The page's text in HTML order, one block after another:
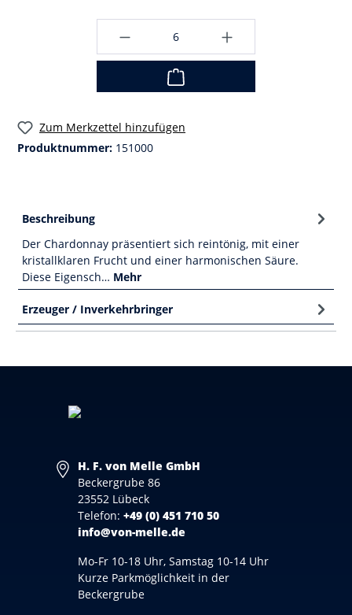
Zum Merkzettel hinzufügen
Produktnummer: 151000
Beschreibung
Der Chardonnay präsentiert sich reintönig, mit einer
kristallklaren Frucht und einer harmonischen Säure.
Diese Eigensch… Mehr
Erzeuger / Inverkehrbringer
H. F. von Melle GmbH
Beckergrube 86
23552 Lübeck
Telefon: +49 (0) 451 710 50
info@von-melle.de
Mo-Fr 10-18 Uhr, Samstag 10-14 Uhr
Kurze Parkmöglichkeit in der
Beckergrube